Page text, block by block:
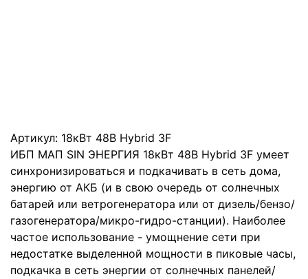
Артикул: 18кВт 48В Hybrid 3F
ИБП МАП SIN ЭНЕРГИЯ 18кВт 48В Hybrid 3F умеет
синхронизироваться и подкачивать в сеть дома,
энергию от АКБ (и в свою очередь от солнечных
батарей или ветрогенератора или от дизель/бензо/
газогенератора/микро-гидро-станции). Наиболее
частое использование - умощнение сети при
недостатке выделенной мощности в пиковые часы,
подкачка в сеть энергии от солнечных панелей/